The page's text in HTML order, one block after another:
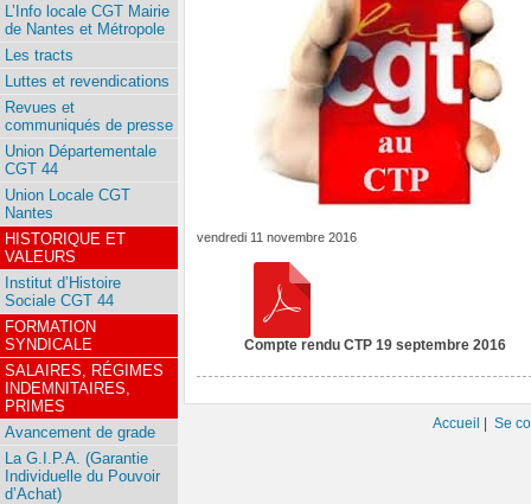
vendredi 11 novembre 2016
Compte rendu CTP 19 septembre 2016
L’Info locale CGT Mairie
de Nantes et Métropole
Les tracts
Luttes et revendications
Revues et
communiqués de presse
Union Départementale
CGT 44
Union Locale CGT
Nantes
HISTORIQUE ET
VALEURS
Institut d’Histoire
Sociale CGT 44
FORMATION
SYNDICALE
SALAIRES, RÉGIMES
INDEMNITAIRES,
PRIMES
Avancement de grade
La G.I.P.A. (Garantie
Individuelle du Pouvoir
d’Achat)
Accueil |Se